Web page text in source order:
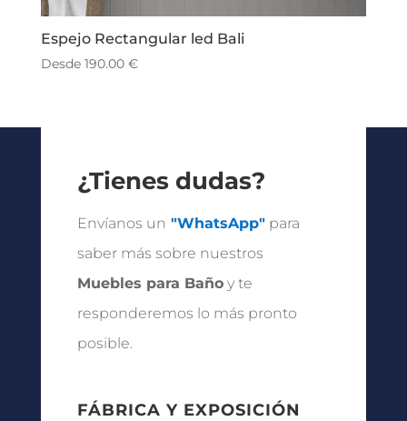
Espejo Rectangular led Bali
Desde 190.00 €
¿Tienes dudas?
Envíanos un "WhatsApp"para
saber más sobre nuestros
Muebles para Bañoy te
responderemos lo más pronto
posible.
FÁBRICA Y EXPOSICIÓN